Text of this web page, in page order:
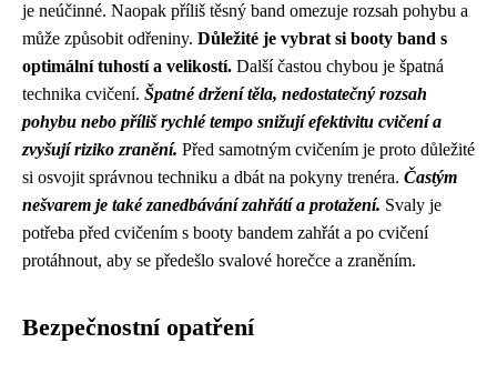
je neúčinné. Naopak příliš těsný band omezuje rozsah pohybu a
může způsobit odřeniny. Důležité je vybrat si booty band s
optimální tuhostí a velikostí. Další častou chybou je špatná
technika cvičení. Špatné držení těla, nedostatečný rozsah
pohybu nebo příliš rychlé tempo snižují efektivitu cvičení a
zvyšují riziko zranění. Před samotným cvičením je proto důležité
si osvojit správnou techniku a dbát na pokyny trenéra. Častým
nešvarem je také zanedbávání zahřátí a protažení. Svaly je
potřeba před cvičením s booty bandem zahřát a po cvičení
protáhnout, aby se předešlo svalové horečce a zraněním.
Bezpečnostní opatření